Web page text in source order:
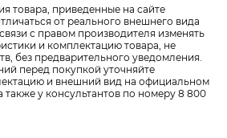
товара, приведенные на сайте
от реального внешнего вида
с правом производителя изменять
и комплектацию товара, не
без предварительного уведомления.
перед покупкой уточняйте
и внешний вид на официальном
также у консультантов по номеру 8 800